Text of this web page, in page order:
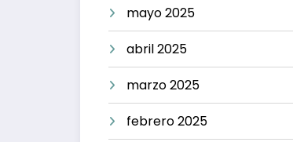
mayo 2025
abril 2025
marzo 2025
febrero 2025